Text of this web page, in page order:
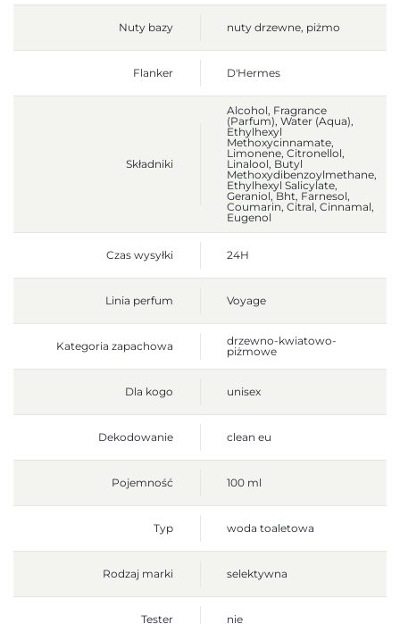
Nuty bazy nuty drzewne, piżmo
Flanker D'Hermes
Składniki
Alcohol, Fragrance
(Parfum), Water (Aqua),
Ethylhexyl
Methoxycinnamate,
Limonene, Citronellol,
Linalool, Butyl
Methoxydibenzoylmethane,
Ethylhexyl Salicylate,
Geraniol, Bht, Farnesol,
Coumarin, Citral, Cinnamal,
Eugenol
Czas wysyłki 24H
Linia perfum Voyage
Kategoria zapachowa
drzewno-kwiatowo-
piżmowe
Dla kogo unisex
Dekodowanie clean eu
Pojemność 100 ml
Typ woda toaletowa
Rodzaj marki selektywna
Tester nie